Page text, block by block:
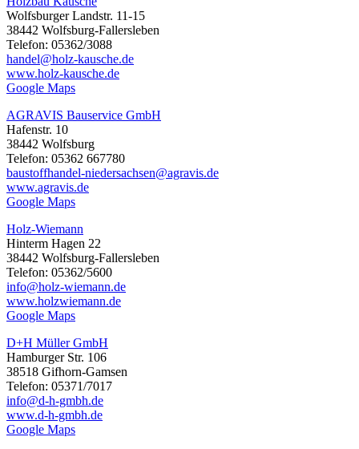
Wolfsburger Landstr. 11-15
38442 Wolfsburg-Fallersleben
Telefon: 05362/3088
handel@holz-kausche.de
www.holz-kausche.de
Google Maps
AGRAVIS Bauservice GmbH
Hafenstr. 10
38442 Wolfsburg
Telefon: 05362 667780
baustoffhandel-niedersachsen@agravis.de
www.agravis.de
Google Maps
Holz-Wiemann
Hinterm Hagen 22
38442 Wolfsburg-Fallersleben
Telefon: 05362/5600
info@holz-wiemann.de
www.holzwiemann.de
Google Maps
D+H Müller GmbH
Hamburger Str. 106
38518 Gifhorn-Gamsen
Telefon: 05371/7017
info@d-h-gmbh.de
www.d-h-gmbh.de
Google Maps